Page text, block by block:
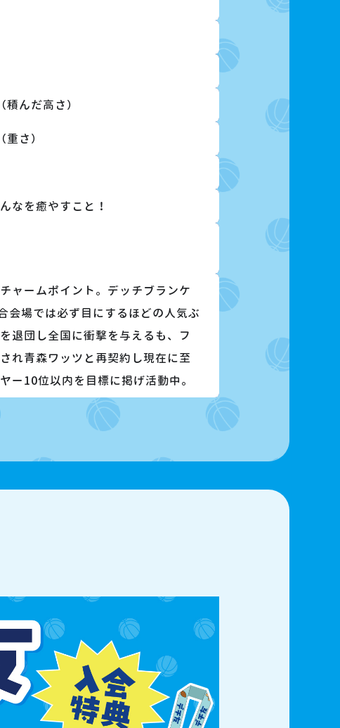
んだ高さ）
さ）
なを癒やすこと！
ャームポイント。デッチブランケ
会場では必ず目にするほどの人気ぶ
退団し全国に衝撃を与えるも、フ
れ青森ワッツと再契約し現在に至
ー10位以内を目標に掲げ活動中。